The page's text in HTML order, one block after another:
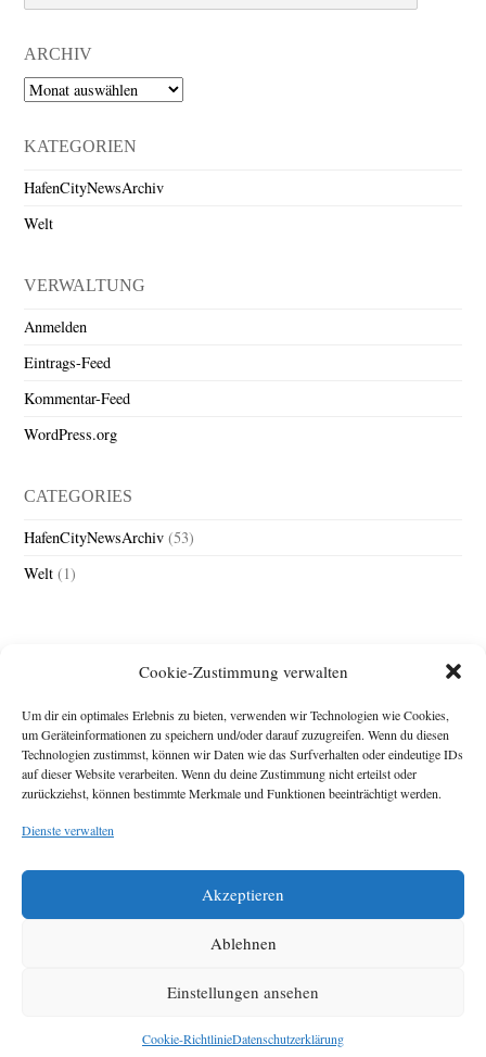
Cookie-Zustimmung verwalten
Um dir ein optimales Erlebnis zu bieten, verwenden wir Technologien wie Cookies,
um Geräteinformationen zu speichern und/oder darauf zuzugreifen. Wenn du diesen
Technologien zustimmst, können wir Daten wie das Surfverhalten oder eindeutige IDs
auf dieser Website verarbeiten. Wenn du deine Zustimmung nicht erteilst oder
zurückziehst, können bestimmte Merkmale und Funktionen beeinträchtigt werden.
Dienste verwalten
Akzeptieren
Ablehnen
Einstellungen ansehen
Cookie-RichtlinieDatenschutzerklärung
ARCHIV
Archiv
KATEGORIEN
HafenCityNewsArchiv
Welt
VERWALTUNG
Anmelden
Eintrags-Feed
Kommentar-Feed
WordPress.org
CATEGORIES
HafenCityNewsArchiv (53)
Welt (1)
Impressum
Michael Baden,
Diese Webseite stellt
zehn Jahre der